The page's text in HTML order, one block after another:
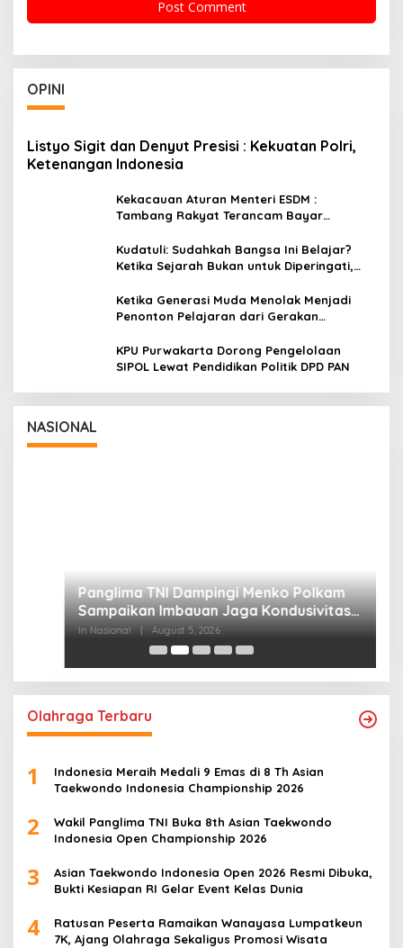
OPINI
Listyo Sigit dan Denyut Presisi : Kekuatan Polri,
Ketenangan Indonesia
Kekacauan Aturan Menteri ESDM :
Tambang Rakyat Terancam Bayar
Kudatuli: Sudahkah Bangsa Ini Belajar?
Ketika Sejarah Bukan untuk Diperingati,
Ketika Generasi Muda Menolak Menjadi
Penonton Pelajaran dari Gerakan
KPU Purwakarta Dorong Pengelolaan
SIPOL Lewat Pendidikan Politik DPD PAN
NASIONAL
Sampaikan Imbauan Jaga Kondusivitas
Bangsa
In Nasional
Olahraga Terbaru
1
Indonesia Meraih Medali 9 Emas di 8 Th Asian
Taekwondo Indonesia Championship 2026
2
Wakil Panglima TNI Buka 8th Asian Taekwondo
Indonesia Open Championship 2026
3
Asian Taekwondo Indonesia Open 2026 Resmi Dibuka,
Bukti Kesiapan RI Gelar Event Kelas Dunia
4
Ratusan Peserta Ramaikan Wanayasa Lumpatkeun
7K, Ajang Olahraga Sekaligus Promosi Wisata